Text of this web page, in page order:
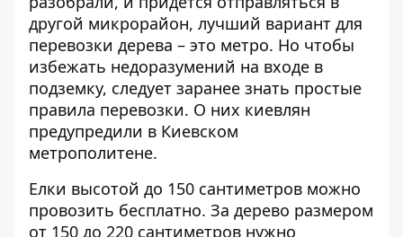
другой микрорайон, лучший вариант для
перевозки дерева – это метро. Но чтобы
избежать недоразумений на входе в
подземку, следует заранее знать простые
правила перевозки. О них киевлян
предупредили в Киевском
метрополитене.
Елки высотой до 150 сантиметров можно
провозить бесплатно. За дерево размером
от 150 до 220 сантиметров нужно